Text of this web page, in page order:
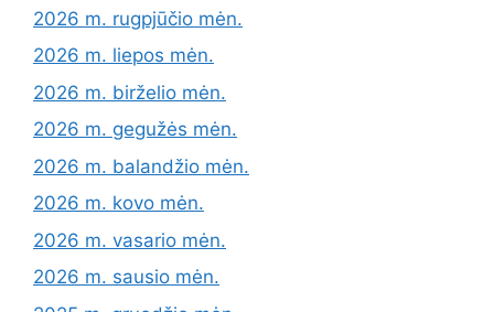
2026 m. rugpjūčio mėn.
2026 m. liepos mėn.
2026 m. birželio mėn.
2026 m. gegužės mėn.
2026 m. balandžio mėn.
2026 m. kovo mėn.
2026 m. vasario mėn.
2026 m. sausio mėn.